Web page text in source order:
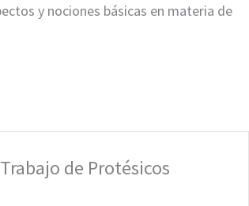
y nociones básicas en materia de
de Protésicos